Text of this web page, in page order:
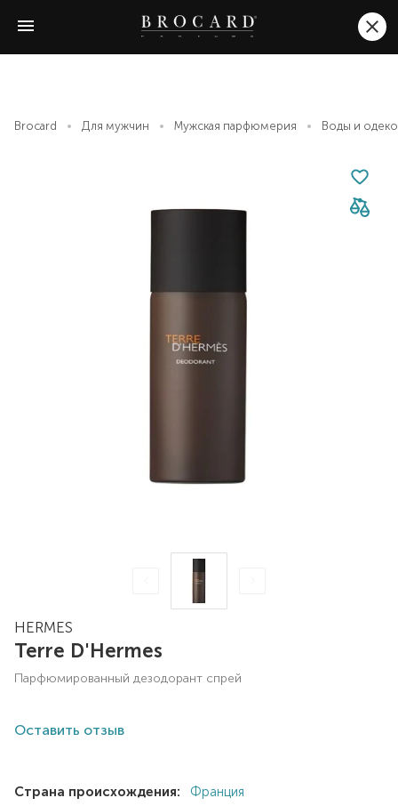
Brocard Для мужчин Мужская парфюмерия Воды и
HERMES
Terre D'Hermes
парфюмированный дезодорант спрей
Оставить отзыв
Страна происхождения:
Франция